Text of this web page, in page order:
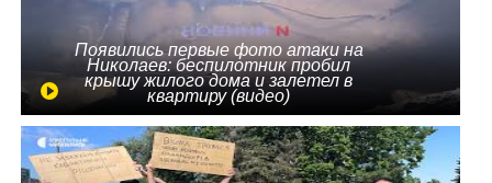
Появились первые фото атаки на
Николаев: беспилотник пробил
крышу жилого дома и залетел в
квартиру (видео)